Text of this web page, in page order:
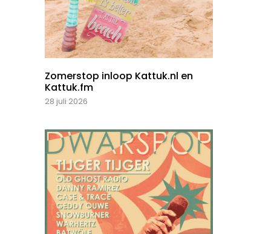
Zomerstop inloop Kattuk.nl en
Kattuk.fm
28 juli 2026